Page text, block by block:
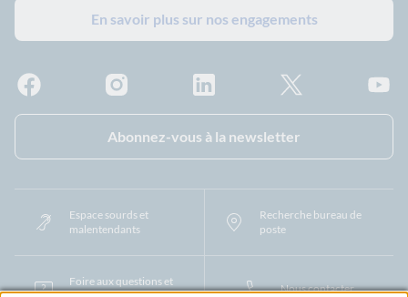
En savoir plus sur nos engagements
Abonnez-vous à la newsletter
Espace sourds et
malentendants
Recherche bureau de
poste
Foire aux questions et
Nous contacter